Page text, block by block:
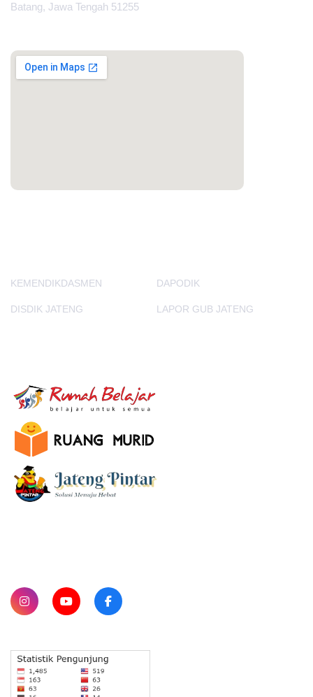
Batang, Jawa Tengah 51255
KEMENDIKDASMEN DAPODIK
DISDIK JATENG LAPOR GUB JATENG